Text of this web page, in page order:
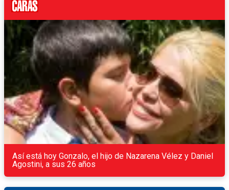
Así está hoy Gonzalo, el hijo de Nazarena Vélez y Daniel
Agostini, a sus 26 años